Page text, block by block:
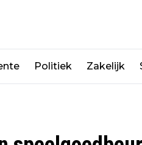
Politiek Zakelijk